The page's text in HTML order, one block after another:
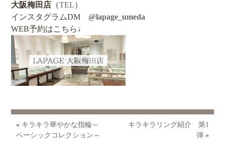
大阪梅田店 （TEL）
インスタグラムDM @lapage_umeda
WEB予約はこちら↓
« キラキラ華やかな指輪～
ベーシックコレクション～
キラキラリング紹介 第1
弾»